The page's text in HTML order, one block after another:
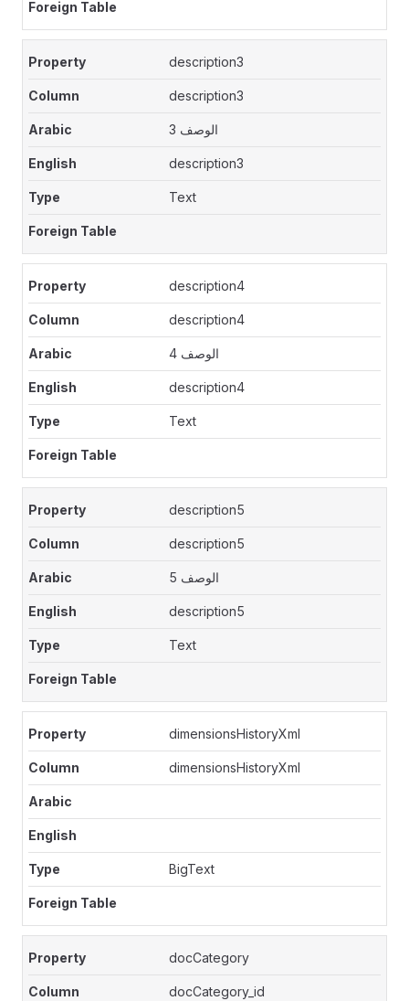
description3
description3
الوصف 3
description3
Text
description4
description4
الوصف 4
description4
Text
description5
description5
الوصف 5
description5
Text
dimensionsHistoryXml
dimensionsHistoryXml
BigText
docCategory
docCategory_id